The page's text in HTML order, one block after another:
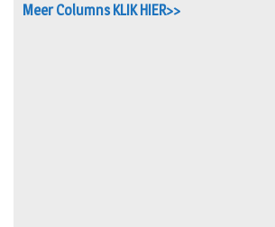
Meer Columns KLIK HIER>>